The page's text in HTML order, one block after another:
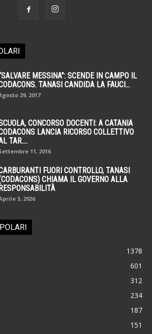
MESSINA”: SCENDE IN CAMPO IL
TANASI CANDIDA LA FAUCI...
29, 2017
CONCORSO DOCENTI: A CATANIA
LANCIA RICORSO COLLETTIVO
TAR....
11, 2016
FUORI CONTROLLO, TANASI
CHIAMA IL GOVERNO ALLA
RESPONSABILITÀ
3, 2026
1378
601
312
234
187
151